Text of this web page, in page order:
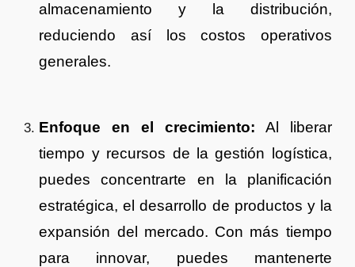
almacenamiento y la distribución,
reduciendo así los costos operativos
generales.
Enfoque en el crecimiento: Al liberar
tiempo y recursos de la gestión logística,
puedes concentrarte en la planificación
estratégica, el desarrollo de productos y la
expansión del mercado. Con más tiempo
para innovar, puedes mantenerte